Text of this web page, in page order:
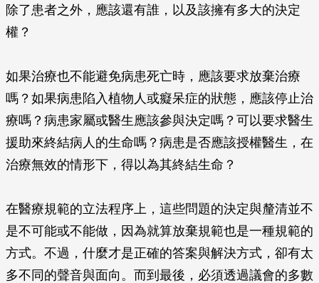
除了患者之外，應該還有誰，以及該擁有多大的決定
權？
如果治療也不能避免病患死亡時，應該要求放棄治療
嗎？如果病患陷入植物人或癡呆症的狀態，應該停止治
療嗎？病患家屬或醫生應該參與決定嗎？可以要求醫生
援助來終結病人的生命嗎？病患是否應該授權醫生，在
治療無效的情形下，得以為其終結生命？
在醫療規範的立法程序上，這些問題的決定與釐清並不
是不可能或不能做，因為就算放棄規範也是一種規範的
方式。不過，什麼才是正確的答案與解決方式，卻有太
多不同的聲音與面向。而到最後，必須透過議會的多數